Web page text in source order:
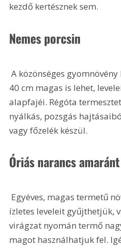
kezdő kertésznek sem.
Nemes porcsin
A közönséges gyomnövény kerti változata, amely
40 cm magas is lehet,
alapfajéi. Régóta
nyálkás, pozsgás
vagy főzelék készül.
Óriás narancs amaránt
ízletes leveleit gyűjthetjük,
virágzat nyomán termő
magot használhatjuk fel.